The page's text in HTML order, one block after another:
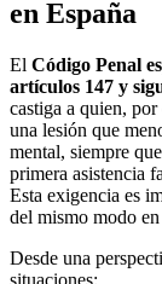
en España
El Código Penal
artículos 147 y
castiga a quien,
una lesión que
mental, siempre
primera asistencia
Esta exigencia es
del mismo modo
Desde una
situaciones: